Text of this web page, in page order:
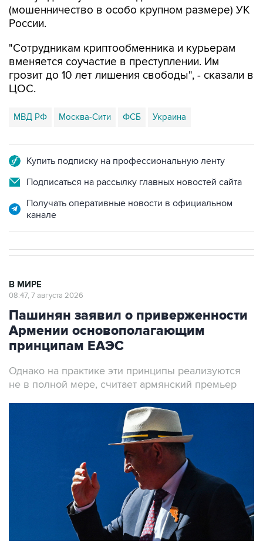
(мошенничество в особо крупном размере) УК
России.
"Сотрудникам криптообменника и курьерам
вменяется соучастие в преступлении. Им
грозит до 10 лет лишения свободы", - сказали в
ЦОС.
МВД РФ Москва-Сити ФСБ Украина
Купить подписку на профессиональную ленту
Подписаться на рассылку главных новостей сайта
Получать оперативные новости в официальном
канале
В МИРЕ
08:47, 7 августа 2026
Пашинян заявил о приверженности
Армении основополагающим
принципам ЕАЭС
Однако на практике эти принципы реализуются
не в полной мере, считает армянский премьер